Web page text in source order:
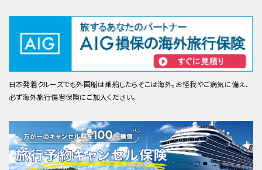
日本発着クルーズでも外国船は乗船したらそこは海外。お怪我やご病気に備え、
必ず海外旅行傷害保険にご加入ください。